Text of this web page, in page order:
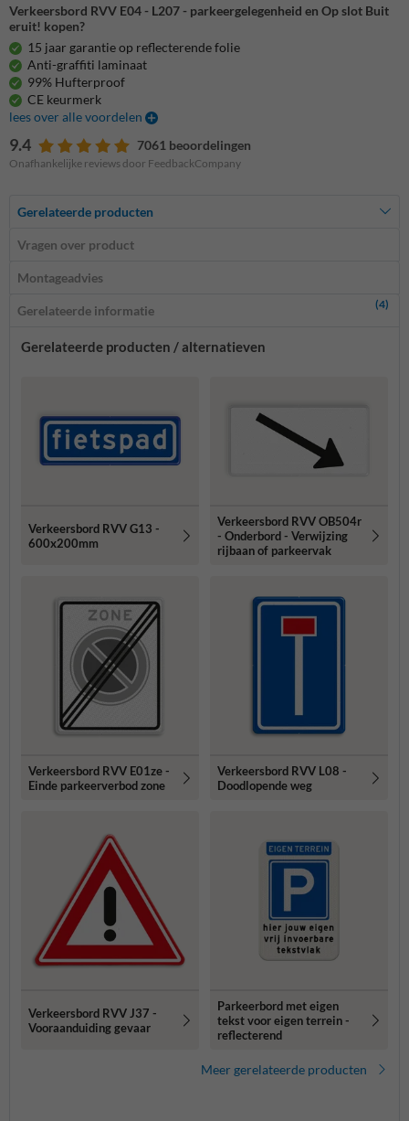
Verkeersbord RVV E04 - L207 - parkeergelegenheid en Op slot Buit
eruit! kopen?
15 jaar garantie op reflecterende folie
Anti-graffiti laminaat
99% Hufterproof
CE keurmerk
lees over alle voordelen
9.4 7061 beoordelingen
Onafhankelijke reviews door FeedbackCompany
Gerelateerde producten
Vragen over product
Montageadvies
Gerelateerde informatie (4)
Gerelateerde producten / alternatieven
Verkeersbord RVV G13 -
600x200mm
Verkeersbord RVV OB504r
- Onderbord - Verwijzing
rijbaan of parkeervak
Verkeersbord RVV E01ze -
Einde parkeerverbod zone
Verkeersbord RVV L08 -
Doodlopende weg
Verkeersbord RVV J37 -
Vooraanduiding gevaar
Parkeerbord met eigen
tekst voor eigen terrein -
reflecterend
Meer gerelateerde producten